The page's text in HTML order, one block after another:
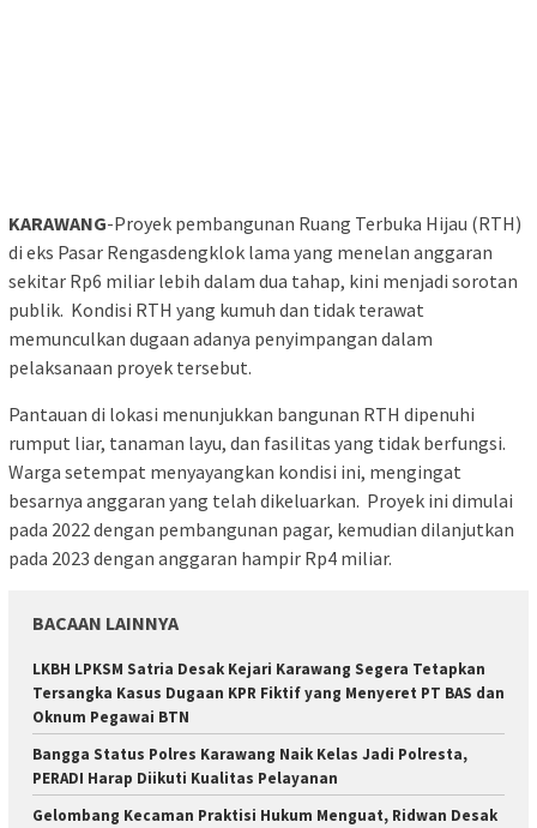
KARAWANG-Proyek pembangunan Ruang Terbuka Hijau (RTH)
di eks Pasar Rengasdengklok lama yang menelan anggaran
sekitar Rp6 miliar lebih dalam dua tahap, kini menjadi sorotan
publik. Kondisi RTH yang kumuh dan tidak terawat
memunculkan dugaan adanya penyimpangan dalam
pelaksanaan proyek tersebut.
Pantauan di lokasi menunjukkan bangunan RTH dipenuhi
rumput liar, tanaman layu, dan fasilitas yang tidak berfungsi.
Warga setempat menyayangkan kondisi ini, mengingat
besarnya anggaran yang telah dikeluarkan. Proyek ini dimulai
pada 2022 dengan pembangunan pagar, kemudian dilanjutkan
pada 2023 dengan anggaran hampir Rp4 miliar.
BACAAN LAINNYA
LKBH LPKSM Satria Desak Kejari Karawang Segera Tetapkan
Tersangka Kasus Dugaan KPR Fiktif yang Menyeret PT BAS dan
Oknum Pegawai BTN
Bangga Status Polres Karawang Naik Kelas Jadi Polresta,
PERADI Harap Diikuti Kualitas Pelayanan
Gelombang Kecaman Praktisi Hukum Menguat, Ridwan Desak